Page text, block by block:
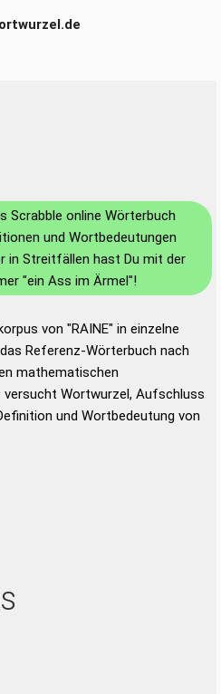
Scrabble online Wörterbuch
und Wortbedeutungen
in Streitfällen hast Du mit der
"ein Ass im Ärmel"!
von "RAINE" in einzelne
Referenz-Wörterbuch nach
mathematischen
Wortwurzel, Aufschluss
und Wortbedeutung von